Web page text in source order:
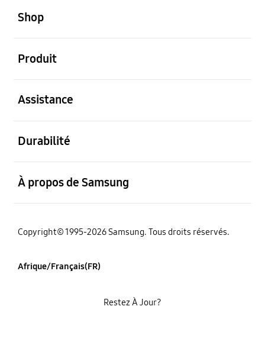
Shop
Produit
Assistance
Durabilité
À propos de Samsung
Copyright© 1995-2026 Samsung. Tous droits réservés.
Afrique/Français(FR)
Restez À Jour?